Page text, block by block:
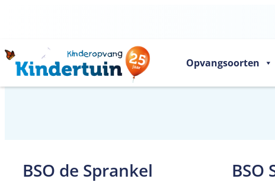
inhoud
Opvangsoorten
BSO de Sprankel BSO